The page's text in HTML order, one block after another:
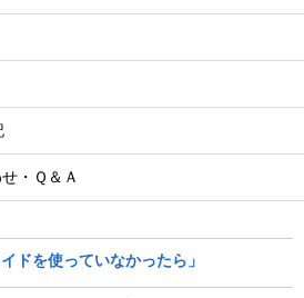
・Ｑ＆Ａ
ドを使っていなかったら」